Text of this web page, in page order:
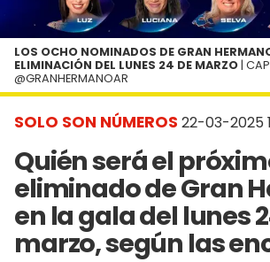
SOLO SON NÚMEROS 22-03-2025
Quién será el
eliminado de Gran
en la gala del lunes
marzo, según las
LOS OCHO NOMINADOS DE GRAN
ELIMINACIÓN DEL LUNES 24 DE MARZO |
@GRANHERMANOAR